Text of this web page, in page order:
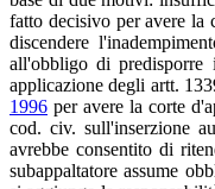
fatto decisivo per avere la
discendere
all'obbligo di predisporre
applicazione degli artt.
1996 per avere la corte
cod. civ. sull'inserzione
avrebbe consentito di
subappaltatore assume